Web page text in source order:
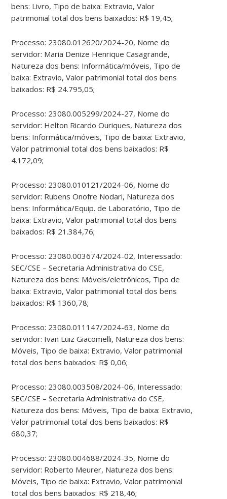
bens: Livro, Tipo de baixa: Extravio, Valor
patrimonial total dos bens baixados: R$ 19,45;
Processo: 23080.012620/2024-20, Nome do
servidor: Maria Denize Henrique Casagrande,
Natureza dos bens: Informática/móveis, Tipo de
baixa: Extravio, Valor patrimonial total dos bens
baixados: R$ 24.795,05;
Processo: 23080.005299/2024-27, Nome do
servidor: Helton Ricardo Ouriques, Natureza dos
bens: Informática/móveis, Tipo de baixa: Extravio,
Valor patrimonial total dos bens baixados: R$
4.172,09;
Processo: 23080.010121/2024-06, Nome do
servidor: Rubens Onofre Nodari, Natureza dos
bens: Informática/Equip. de Laboratório, Tipo de
baixa: Extravio, Valor patrimonial total dos bens
baixados: R$ 21.384,76;
Processo: 23080.003674/2024-02, Interessado:
SEC/CSE – Secretaria Administrativa do CSE,
Natureza dos bens: Móveis/eletrônicos, Tipo de
baixa: Extravio, Valor patrimonial total dos bens
baixados: R$ 1360,78;
Processo: 23080.011147/2024-63, Nome do
servidor: Ivan Luiz Giacomelli, Natureza dos bens:
Móveis, Tipo de baixa: Extravio, Valor patrimonial
total dos bens baixados: R$ 0,06;
Processo: 23080.003508/2024-06, Interessado:
SEC/CSE – Secretaria Administrativa do CSE,
Natureza dos bens: Móveis, Tipo de baixa: Extravio,
Valor patrimonial total dos bens baixados: R$
680,37;
Processo: 23080.004688/2024-35, Nome do
servidor: Roberto Meurer, Natureza dos bens:
Móveis, Tipo de baixa: Extravio, Valor patrimonial
total dos bens baixados: R$ 218,46;